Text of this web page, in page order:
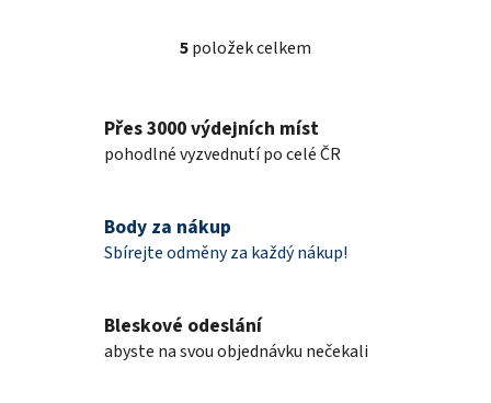
O
á
d
p
k
y
5položek celkem
Přes 3000 výdejních míst
pohodlné vyzvednutí po celé ČR
Body za nákup
Sbírejte odměny za každý nákup!
Bleskové odeslání
abyste na svou objednávku nečekali